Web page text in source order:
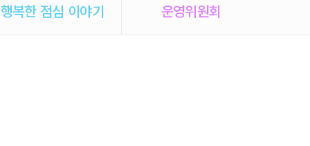
행복한 점심 이야기 운영위원회